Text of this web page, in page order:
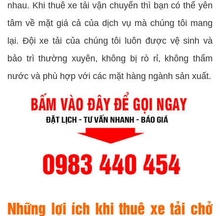
nhau. Khi thuê xe tải vận chuyển thì bạn có thể yên
tâm về mặt giá cả của dịch vụ mà chúng tôi mang
lại. Đội xe tải của chúng tôi luôn được vệ sinh và
bảo trì thường xuyên, không bị rò rỉ, không thấm
nước và phù hợp với các mặt hàng ngành sản xuất.
Những lợi ích khi thuê xe tải chở